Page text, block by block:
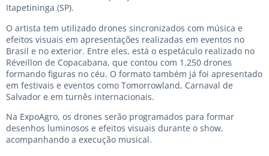
Itapetininga (SP).
O artista tem utilizado drones sincronizados com música e
efeitos visuais em apresentações realizadas em eventos no
Brasil e no exterior. Entre eles, está o espetáculo realizado no
Réveillon de Copacabana, que contou com 1.250 drones
formando figuras no céu. O formato também já foi apresentado
em festivais e eventos como Tomorrowland, Carnaval de
Salvador e em turnês internacionais.
Na ExpoAgro, os drones serão programados para formar
desenhos luminosos e efeitos visuais durante o show,
acompanhando a execução musical.